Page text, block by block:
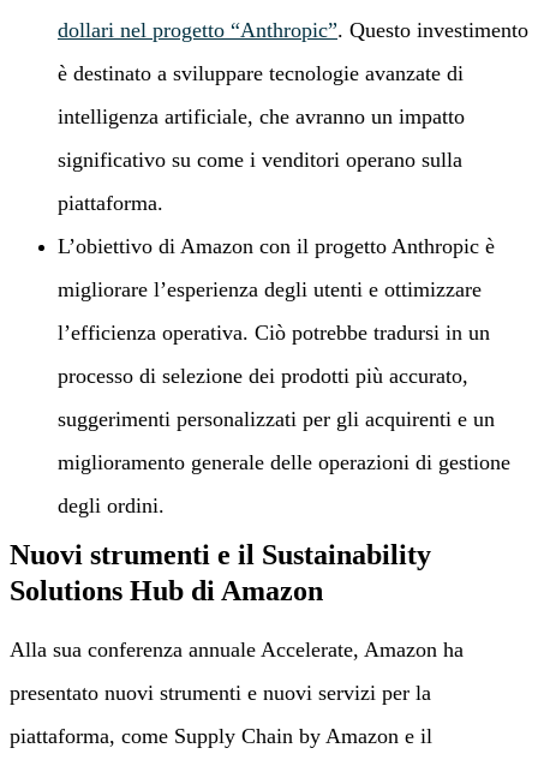
dollari nel progetto “Anthropic”. Questo investimento
è destinato a sviluppare tecnologie avanzate di
intelligenza artificiale, che avranno un impatto
significativo su come i venditori operano sulla
piattaforma.
L’obiettivo di Amazon con il progetto Anthropic è
migliorare l’esperienza degli utenti e ottimizzare
l’efficienza operativa. Ciò potrebbe tradursi in un
processo di selezione dei prodotti più accurato,
suggerimenti personalizzati per gli acquirenti e un
miglioramento generale delle operazioni di gestione
degli ordini.
Nuovi strumenti e il Sustainability
Solutions Hub di Amazon
Alla sua conferenza annuale Accelerate, Amazon ha
presentato nuovi strumenti e nuovi servizi per la
piattaforma, come Supply Chain by Amazon e il